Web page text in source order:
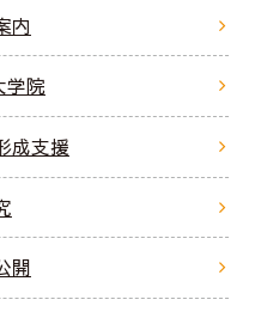
内
学院
成支援
開